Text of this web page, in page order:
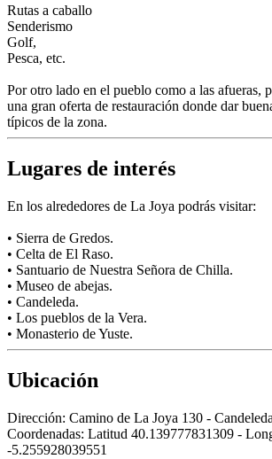
Rutas a caballo
Senderismo
Golf,
Pesca, etc.
Por otro lado en el pueblo como a las afueras,
una gran oferta de restauración donde dar
típicos de la zona.
Lugares de interés
En los alrededores de La Joya podrás visitar:
• Sierra de Gredos.
• Celta de El Raso.
• Santuario de Nuestra Señora de Chilla.
• Museo de abejas.
• Candeleda.
• Los pueblos de la Vera.
• Monasterio de Yuste.
Ubicación
Dirección: Camino de La Joya 130 -
Coordenadas: Latitud 40.139777831309 -
-5.255928039551